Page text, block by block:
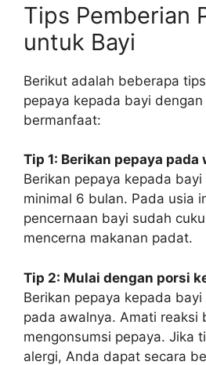
Tips Pemberian
untuk Bayi
Berikut adalah beberapa
pepaya kepada bayi
bermanfaat:
Tip 1: Berikan pepaya
Berikan pepaya kepada
minimal 6 bulan. Pada usia
pencernaan bayi sudah
mencerna makanan padat.
Tip 2: Mulai dengan porsi
Berikan pepaya kepada
pada awalnya. Amati reaksi
mengonsumsi pepaya. Jika
alergi, Anda dapat secara